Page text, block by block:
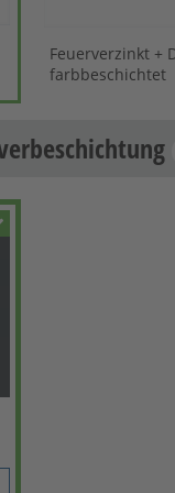
Feuerverzinkt +
farbbeschichtet